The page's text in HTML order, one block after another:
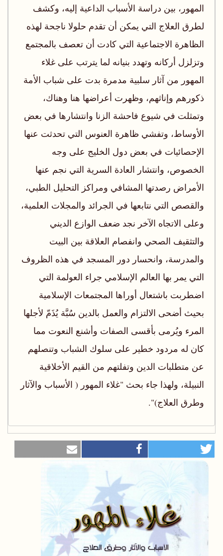
المهور، بين دراسة الأسباب الداعية إليه، وكشف
لطرق العلاج التي يمكن أن تقدم حلولا ناجحة لهذه
الظاهرة الاجتماعية التي كادت أن تعصف بالمجتمع
وتزلزل أركانه وتهدد بنيانه لما يترتب على غلاء
المهور من آثار سلبية مدمرة بدت على شباب الأمة
ذكورهم وإناثهم، وظهرت أعراضها هنا وهناك،
وتمثلت في شيوع فاحشة الزنا وانتشارها في بعض
الأوساط، وتفشي ظاهرة العنوس التي تحدثت عنها
الإحصائيات في بعض دول الخليج على وجه
الخصوص، وانتشار العادة السرية التي نجم عنها
الأمراض رصدتها المشافي ومراكز التحليل الطبي،
والقصص التي نتابعها في الجرائد والمجلات العلمية،
وعلى الاتجاه الآخر نجد ضعف الوازع الديني
والتثقيف الصحي وانفصام العلاقة بين البيت
والمدرسة، وانحسار دور المسجد في هذه الظروف
التي يمر بها العالم الإسلامي جراء العولمة التي
اضطربت باشتعال أوراها المجتمعات الإسلامية
بحيث أضحى الالتزام والعمل بالدين سُبَّة يُذَمّ لأجلها
المرء ويُرمى بأقسى الصفات وأشنع النعوت مما
كان له مردود خطير على سلوك الشباب وتنصلهم
عن متطلبات الدين وتفلتهم من القيم الأخلاقية
النبيلة، ولهذا جاء بحث "غلاء المهور ( الأسباب والآثار
وطرق العلاج)".